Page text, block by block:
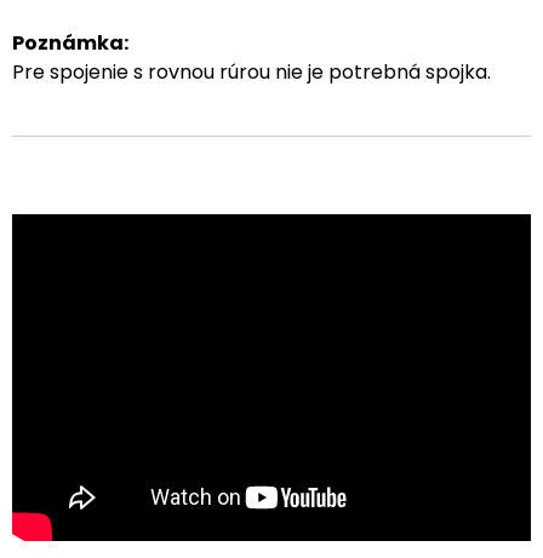
Poznámka:
Pre spojenie s rovnou rúrou nie je potrebná spojka.